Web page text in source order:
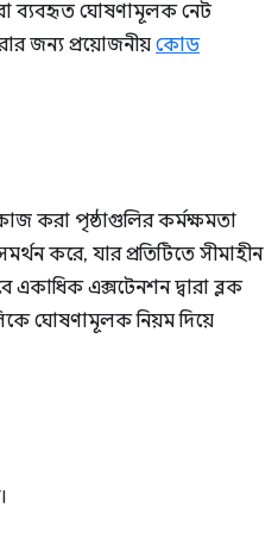
ব্যবহৃত ঘোষণামূলক নেট
জন্য প্রয়োজনীয় কোড
করা পৃষ্ঠাগুলির কর্মক্ষমতা
করে, যার প্রতিটিতে সীমাহীন
একাধিক এক্সটেনশন দ্বারা ব্লক
ঘোষণামূলক নিয়ম দিয়ে